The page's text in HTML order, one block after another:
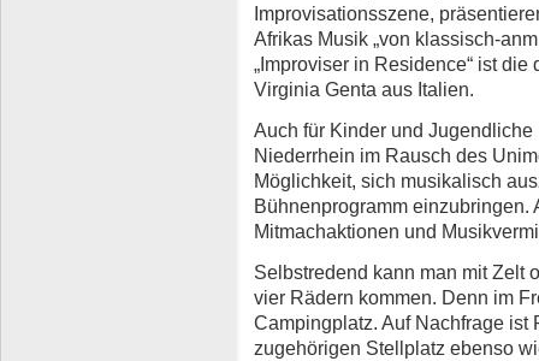
Improvisationsszene,
Afrikas Musik „von klassisch-
„Improviser in Residence“ ist
Virginia Genta aus Italien.
Auch für Kinder und
Niederrhein im Rausch des
Möglichkeit, sich musikalisch
Bühnenprogramm
Mitmachaktionen und
Selbstredend kann man mit Zelt
vier Rädern kommen. Denn im
Campingplatz. Auf Nachfrage ist
zugehörigen Stellplatz ebenso